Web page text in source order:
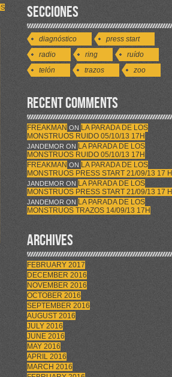
SECCIONES
diagnóstico
press start
radio
ring
ruído
telón
trazos zoo
RECENT COMMENTS
FREAKMAN ON LA PARADA DE LOS
MONSTRUOS RUIDO 05/10/13 17H
JANDEMOR ON LA PARADA DE LOS
MONSTRUOS RUIDO 05/10/13 17H
FREAKMAN ON LA PARADA DE LOS
MONSTRUOS PRESS START 21/09/13 17 H
JANDEMOR ON LA PARADA DE LOS
MONSTRUOS PRESS START 21/09/13 17 H
JANDEMOR ON LA PARADA DE LOS
MONSTRUOS TRAZOS 14/09/13 17H
ARCHIVES
FEBRUARY 2017
DECEMBER 2016
NOVEMBER 2016
OCTOBER 2016
SEPTEMBER 2016
AUGUST 2016
JULY 2016
JUNE 2016
MAY 2016
APRIL 2016
MARCH 2016